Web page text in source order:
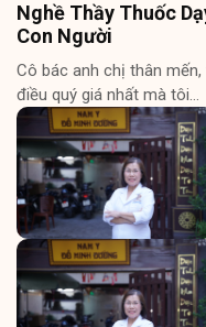
Nghề Thầy Thuốc
Con Người
Cô bác anh chị thân
điều quý giá nhất mà tôi…